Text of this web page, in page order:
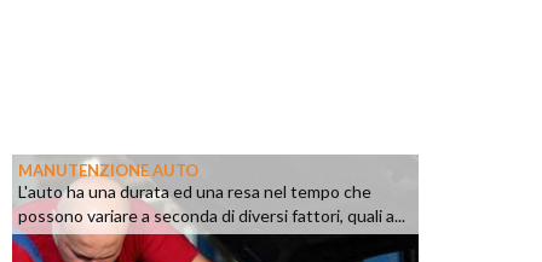
MANUTENZIONE AUTO
L'auto ha una durata ed una resa nel tempo che
possono variare a seconda di diversi fattori, quali a...